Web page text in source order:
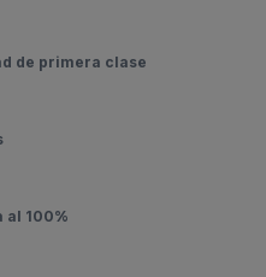
de primera clase
al 100%